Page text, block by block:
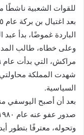
للقوات الشعبية ناشطًا
الباردة غموضًا، بدأ
وعلى خطاه، طالب
شهدت المملكة محاولتي
السياسية.
بعد أن أصبح اليوسفي
وتحوله، معترفًا بتطور